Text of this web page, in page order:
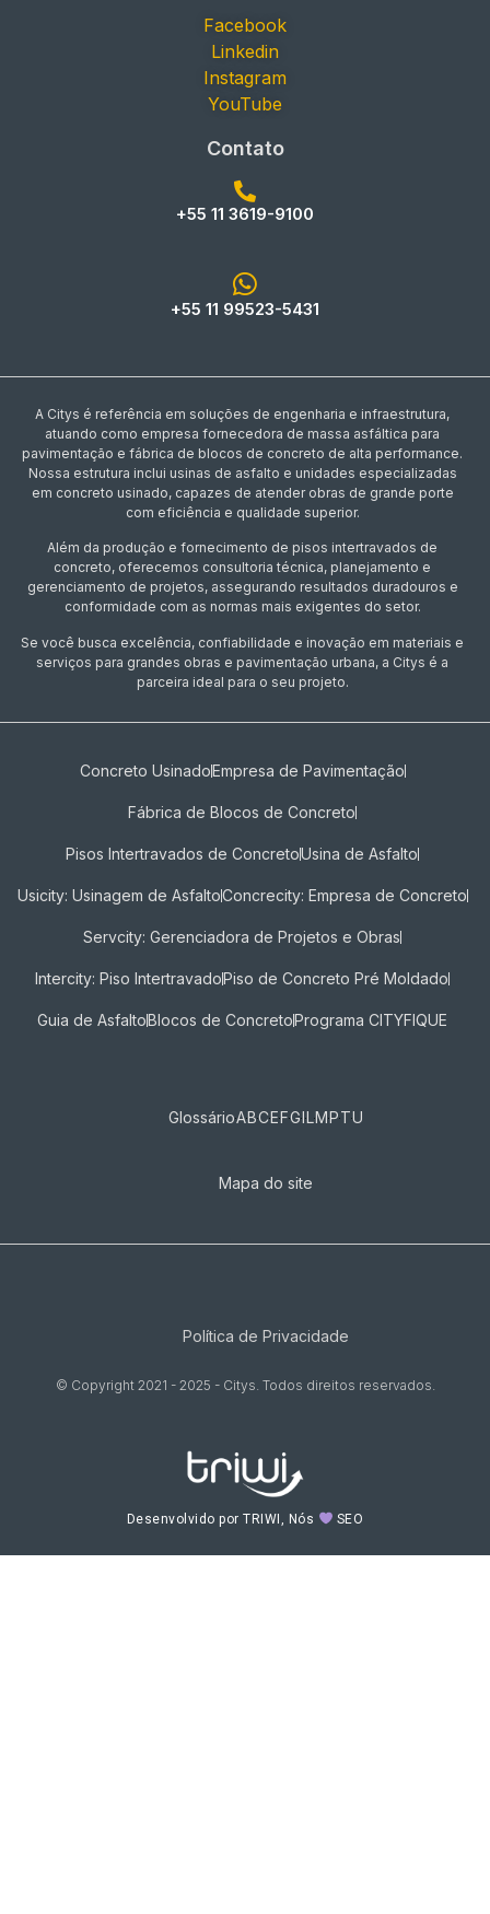
Facebook
Linkedin
Instagram
YouTube
Contato
+55 11 3619-9100
+55 11 99523-5431
A Citys é referência em soluções de engenharia e infraestrutura,
atuando como empresa fornecedora de massa asfáltica para
pavimentação e fábrica de blocos de concreto de alta performance.
Nossa estrutura inclui usinas de asfalto e unidades especializadas
em concreto usinado, capazes de atender obras de grande porte
com eficiência e qualidade superior.
Além da produção e fornecimento de pisos intertravados de
concreto, oferecemos consultoria técnica, planejamento e
gerenciamento de projetos, assegurando resultados duradouros e
conformidade com as normas mais exigentes do setor.
Se você busca excelência, confiabilidade e inovação em materiais e
serviços para grandes obras e pavimentação urbana, a Citys é a
parceira ideal para o seu projeto.
Concreto UsinadoEmpresa de Pavimentação
Fábrica de Blocos de Concreto
Pisos Intertravados de Concreto​Usina de Asfalto
Usicity: Usinagem de AsfaltoConcrecity: Empresa de Concreto
Servcity: Gerenciadora de Projetos e Obras
Intercity: Piso IntertravadoPiso de Concreto Pré Moldado
Guia de AsfaltoBlocos de ConcretoPrograma CITYFIQUE
GlossárioABCEFGILMPTU
Mapa do site
Política de Privacidade
© Copyright 2021 - 2025 - Citys. Todos direitos reservados.
Desenvolvido por TRIWI, Nós SEO